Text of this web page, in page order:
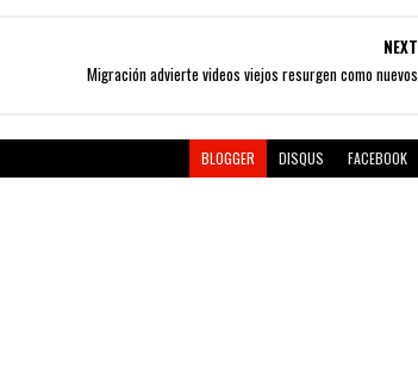
NEXT
Migración advierte videos viejos resurgen como nuevos
BLOGGER DISQUS FACEBOOK